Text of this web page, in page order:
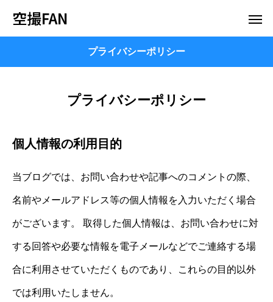
空撮FAN
プライバシーポリシー
プライバシーポリシー
個人情報の利用目的
当ブログでは、お問い合わせや記事へのコメントの際、
名前やメールアドレス等の個人情報を入力いただく場合
がございます。 取得した個人情報は、お問い合わせに対
する回答や必要な情報を電子メールなどでご連絡する場
合に利用させていただくものであり、これらの目的以外
では利用いたしません。